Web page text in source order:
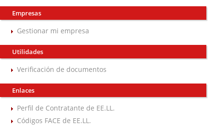
Empresas
Gestionar mi empresa
Utilidades
Verificación de documentos
Enlaces
Perfil de Contratante de EE.LL.
Códigos FACE de EE.LL.